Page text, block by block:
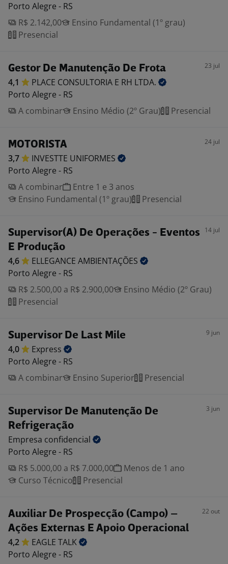
Porto Alegre - RS
R$ 2.142,00
Ensino Fundamental (1º grau)
Presencial
Gestor De Manutenção De Frota 23 jul
4,1 PLACE CONSULTORIA E RH LTDA.
Porto Alegre - RS
A combinar
Ensino Médio (2º Grau) Presencial
MOTORISTA 24 jul
3,7 INVESTTE UNIFORMES
Porto Alegre - RS
A combinar
Entre 1 e 3 anos
Ensino Fundamental (1º grau)
Presencial
Supervisor(A) De Operações - Eventos
E Produção
14 jul
4,6 ELLEGANCE AMBIENTAÇÕES
Porto Alegre - RS
R$ 2.500,00 a R$ 2.900,00
Ensino Médio (2º Grau)
Presencial
Supervisor De Last Mile 9 jun
4,0
Express
Porto Alegre - RS
A combinar
Ensino Superior Presencial
Supervisor De Manutenção De
Refrigeração
3 jun
Empresa confidencial
Porto Alegre - RS
R$ 5.000,00 a R$ 7.000,00
Menos de 1 ano
Curso Técnico
Presencial
Auxiliar De Prospecção (Campo) –
Ações Externas E Apoio Operacional
22 out
4,2 EAGLE TALK
Porto Alegre - RS